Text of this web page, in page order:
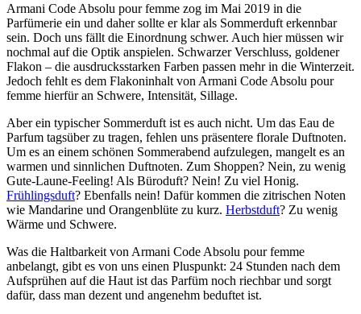
Armani Code Absolu pour femme zog im Mai 2019 in die
Parfümerie ein und daher sollte er klar als Sommerduft erkennbar
sein. Doch uns fällt die Einordnung schwer. Auch hier müssen wir
nochmal auf die Optik anspielen. Schwarzer Verschluss, goldener
Flakon – die ausdrucksstarken Farben passen mehr in die Winterzeit.
Jedoch fehlt es dem Flakoninhalt von Armani Code Absolu pour
femme hierfür an Schwere, Intensität, Sillage.
Aber ein typischer Sommerduft ist es auch nicht. Um das Eau de
Parfum tagsüber zu tragen, fehlen uns präsentere florale Duftnoten.
Um es an einem schönen Sommerabend aufzulegen, mangelt es an
warmen und sinnlichen Duftnoten. Zum Shoppen? Nein, zu wenig
Gute-Laune-Feeling! Als Büroduft? Nein! Zu viel Honig.
Frühlingsduft? Ebenfalls nein! Dafür kommen die zitrischen Noten
wie Mandarine und Orangenblüte zu kurz. Herbstduft? Zu wenig
Wärme und Schwere.
Was die Haltbarkeit von Armani Code Absolu pour femme
anbelangt, gibt es von uns einen Pluspunkt: 24 Stunden nach dem
Aufsprühen auf die Haut ist das Parfüm noch riechbar und sorgt
dafür, dass man dezent und angenehm beduftet ist.